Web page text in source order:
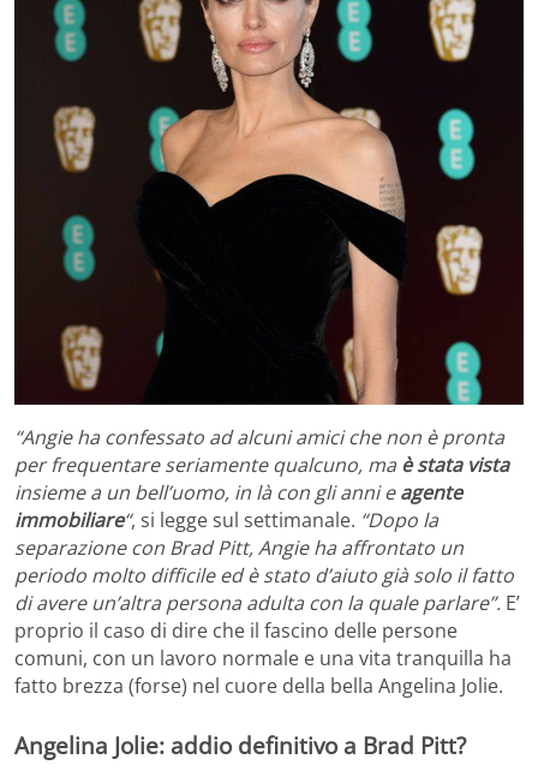
“Angie ha confessato ad alcuni amici che non è pronta
per frequentare seriamente qualcuno, ma è stata vista
insieme a un bell’uomo, in là con gli anni eagente
immobiliare“, si legge sul settimanale. “Dopo la
separazione con Brad Pitt, Angie ha affrontato un
periodo molto difficile ed è stato d’aiuto già solo il fatto
di avere un’altra persona adulta con la quale parlare”. E’
proprio il caso di dire che il fascino delle persone
comuni, con un lavoro normale e una vita tranquilla ha
fatto brezza (forse) nel cuore della bella Angelina Jolie.
Angelina Jolie: addio definitivo a Brad Pitt?